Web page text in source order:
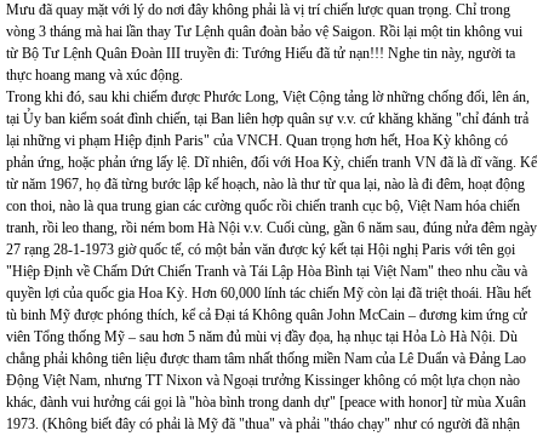
Mưu đã quay mặt với lý do nơi đây không phải là vị trí chiến lược quan trọng. Chỉ trong
vòng 3 tháng mà hai lần thay Tư Lệnh quân đoàn bảo vệ Saigon. Rồi lại một tin không vui
từ Bộ Tư Lệnh Quân Đoàn III truyền đi: Tướng Hiếu đã tử nạn!!! Nghe tin này, người ta
thực hoang mang và xúc động.
Trong khi đó, sau khi chiếm được Phước Long, Việt Cộng tảng lờ những chống đối, lên án,
tại Ủy ban kiểm soát đình chiến, tại Ban liên hợp quân sự v.v. cứ khăng khăng "chỉ đánh trả
lại những vi phạm Hiệp định Paris" của VNCH. Quan trọng hơn hết, Hoa Kỳ không có
phản ứng, hoặc phản ứng lấy lệ. Dĩ nhiên, đối với Hoa Kỳ, chiến tranh VN đã là dĩ vãng. Kể
từ năm 1967, họ đã từng bước lập kế hoạch, nào là thư từ qua lại, nào là đi đêm, hoạt động
con thoi, nào là qua trung gian các cường quốc rồi chiến tranh cục bộ, Việt Nam hóa chiến
tranh, rồi leo thang, rồi ném bom Hà Nội v.v. Cuối cùng, gần 6 năm sau, đúng nửa đêm ngày
27 rạng 28-1-1973 giờ quốc tế, có một bản văn được ký kết tại Hội nghị Paris với tên gọi
"Hiệp Định về Chấm Dứt Chiến Tranh và Tái Lập Hòa Bình tại Việt Nam" theo nhu cầu và
quyền lợi của quốc gia Hoa Kỳ. Hơn 60,000 lính tác chiến Mỹ còn lại đã triệt thoái. Hầu hết
tù binh Mỹ được phóng thích, kể cả Đại tá Không quân John McCain – đương kim ứng cử
viên Tổng thống Mỹ – sau hơn 5 năm đủ mùi vị đầy đọa, hạ nhục tại Hỏa Lò Hà Nội. Dù
chẳng phải không tiên liệu được tham tâm nhất thống miền Nam của Lê Duẩn và Đảng Lao
Động Việt Nam, nhưng TT Nixon và Ngoại trưởng Kissinger không có một lựa chọn nào
khác, đành vui hưởng cái gọi là "hòa bình trong danh dự" [peace with honor] từ mùa Xuân
1973. (Không biết đây có phải là Mỹ đã "thua" và phải "tháo chạy" như có người đã nhận